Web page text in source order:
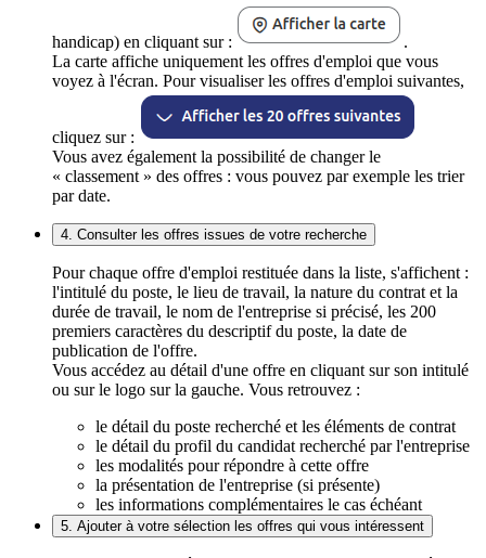
handicap) en cliquant sur :
.
La carte affiche uniquement les offres d'emploi que vous
voyez à l'écran. Pour visualiser les offres d'emploi suivantes,
cliquez sur :
Vous avez également la possibilité de changer le
« classement » des offres : vous pouvez par exemple les trier
par date.
4. Consulter les offres issues de votre recherche
Pour chaque offre d'emploi restituée dans la liste, s'affichent :
l'intitulé du poste, le lieu de travail, la nature du contrat et la
durée de travail, le nom de l'entreprise si précisé, les 200
premiers caractères du descriptif du poste, la date de
publication de l'offre.
Vous accédez au détail d'une offre en cliquant sur son intitulé
ou sur le logo sur la gauche. Vous retrouvez :
le détail du poste recherché et les éléments de contrat
le détail du profil du candidat recherché par l'entreprise
les modalités pour répondre à cette offre
la présentation de l'entreprise (si présente)
les informations complémentaires le cas échéant
5. Ajouter à votre sélection les offres qui vous intéressent